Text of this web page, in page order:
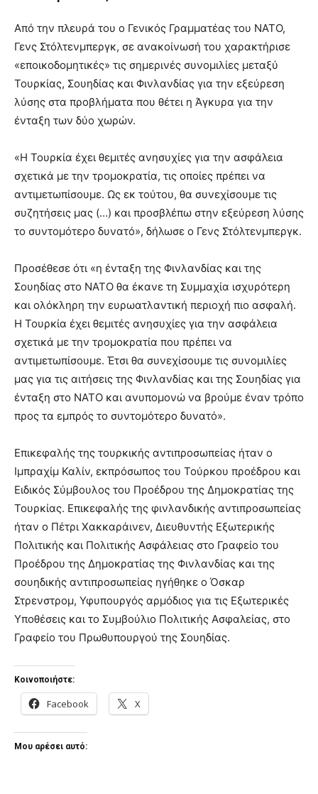
Από την πλευρά του ο Γενικός Γραμματέας του ΝΑΤΟ,
Γενς Στόλτενμπεργκ, σε ανακοίνωσή του χαρακτήρισε
«εποικοδομητικές» τις σημερινές συνομιλίες μεταξύ
Τουρκίας, Σουηδίας και Φινλανδίας για την εξεύρεση
λύσης στα προβλήματα που θέτει η Άγκυρα για την
ένταξη των δύο χωρών.
«Η Τουρκία έχει θεμιτές ανησυχίες για την ασφάλεια
σχετικά με την τρομοκρατία, τις οποίες πρέπει να
αντιμετωπίσουμε. Ως εκ τούτου, θα συνεχίσουμε τις
συζητήσεις μας (…) και προσβλέπω στην εξεύρεση λύσης
το συντομότερο δυνατό», δήλωσε ο Γενς Στόλτενμπεργκ.
Προσέθεσε ότι «η ένταξη της Φινλανδίας και της
Σουηδίας στο ΝΑΤΟ θα έκανε τη Συμμαχία ισχυρότερη
και ολόκληρη την ευρωατλαντική περιοχή πιο ασφαλή.
Η Τουρκία έχει θεμιτές ανησυχίες για την ασφάλεια
σχετικά με την τρομοκρατία που πρέπει να
αντιμετωπίσουμε. Έτσι θα συνεχίσουμε τις συνομιλίες
μας για τις αιτήσεις της Φινλανδίας και της Σουηδίας για
ένταξη στο ΝΑΤΟ και ανυπομονώ να βρούμε έναν τρόπο
προς τα εμπρός το συντομότερο δυνατό».
Επικεφαλής της τουρκικής αντιπροσωπείας ήταν ο
Ιμπραχίμ Καλίν, εκπρόσωπος του Τούρκου προέδρου και
Ειδικός Σύμβουλος του Προέδρου της Δημοκρατίας της
Τουρκίας. Επικεφαλής της φινλανδικής αντιπροσωπείας
ήταν ο Πέτρι Χακκαράινεν, Διευθυντής Εξωτερικής
Πολιτικής και Πολιτικής Ασφάλειας στο Γραφείο του
Προέδρου της Δημοκρατίας της Φινλανδίας και της
σουηδικής αντιπροσωπείας ηγήθηκε ο Όσκαρ
Στρενστρομ, Υφυπουργός αρμόδιος για τις Εξωτερικές
Υποθέσεις και το Συμβούλιο Πολιτικής Ασφαλείας, στο
Γραφείο του Πρωθυπουργού της Σουηδίας.
Κοινοποιήστε:
Facebook X
Μου αρέσει αυτό: